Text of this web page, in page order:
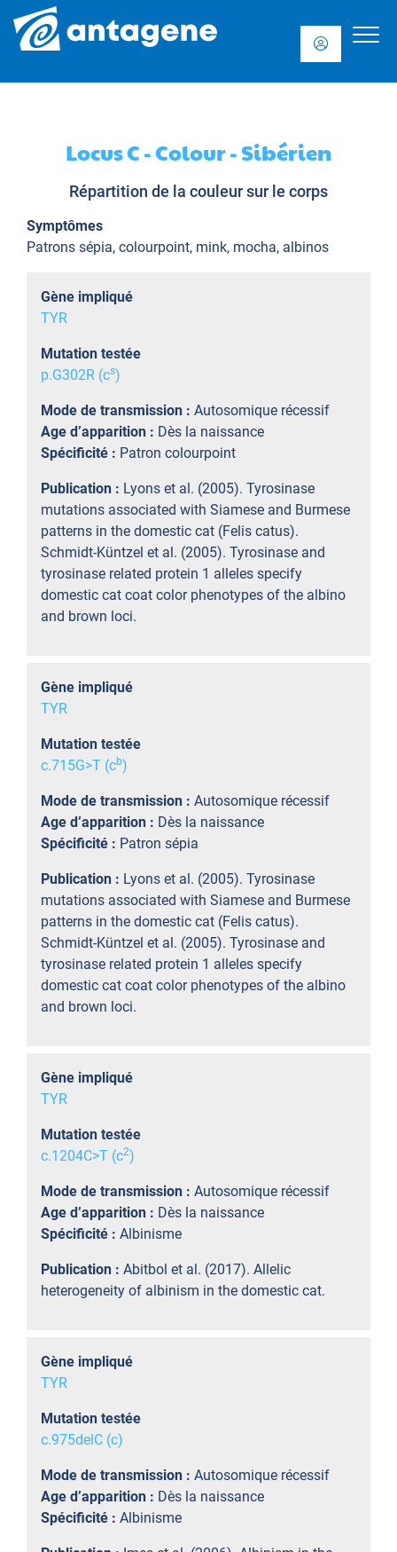
Locus C - Colour - Sibérien
Répartition de la couleur sur le corps
Symptômes
Patrons sépia, colourpoint, mink, mocha, albinos
Gène impliqué
TYR
Mutation testée
p.G302R (cs)
Mode de transmission : Autosomique récessif
Age d’apparition : Dès la naissance
Spécificité : Patron colourpoint
Publication : Lyons et al. (2005). Tyrosinase
mutations associated with Siamese and Burmese
patterns in the domestic cat (Felis catus).
Schmidt-Küntzel et al. (2005). Tyrosinase and
tyrosinase related protein 1 alleles specify
domestic cat coat color phenotypes of the albino
and brown loci.
Gène impliqué
TYR
Mutation testée
c.715G>T (cb)
Mode de transmission : Autosomique récessif
Age d’apparition : Dès la naissance
Spécificité : Patron sépia
Publication : Lyons et al. (2005). Tyrosinase
mutations associated with Siamese and Burmese
patterns in the domestic cat (Felis catus).
Schmidt-Küntzel et al. (2005). Tyrosinase and
tyrosinase related protein 1 alleles specify
domestic cat coat color phenotypes of the albino
and brown loci.
Gène impliqué
TYR
Mutation testée
c.1204C>T (c2)
Mode de transmission : Autosomique récessif
Age d’apparition : Dès la naissance
Spécificité : Albinisme
Publication : Abitbol et al. (2017). Allelic
heterogeneity of albinism in the domestic cat.
Gène impliqué
TYR
Mutation testée
c.975delC (c)
Mode de transmission : Autosomique récessif
Age d’apparition : Dès la naissance
Spécificité : Albinisme